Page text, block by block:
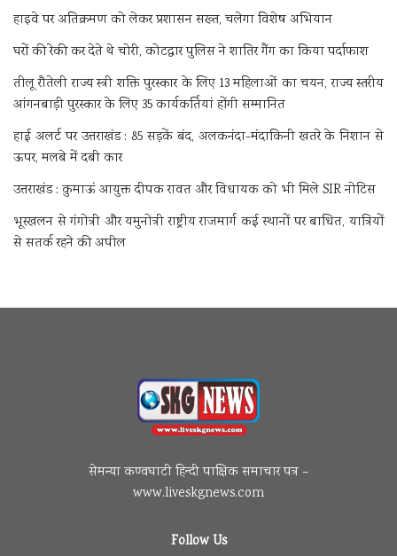
हाइवे पर अतिक्रमण को लेकर प्रशासन सख्त, चलेगा विशेष अभियान
घरों की रेकी कर देते थे चोरी, कोटद्वार पुलिस ने शातिर गैंग का किया पर्दाफाश
तीलू रौतेली राज्य स्त्री शक्ति पुरस्कार के लिए 13 महिलाओं का चयन, राज्य स्तरीय
आंगनबाड़ी पुरस्कार के लिए 35 कार्यकर्तियां होंगी सम्मानित
हाई अलर्ट पर उत्तराखंड : 85 सड़कें बंद, अलकनंदा-मंदाकिनी खतरे के निशान से
ऊपर, मलबे में दबी कार
उत्तराखंड : कुमाऊं आयुक्त दीपक रावत और विधायक को भी मिले SIR नोटिस
भूस्खलन से गंगोत्री और यमुनोत्री राष्ट्रीय राजमार्ग कई स्थानों पर बाधित, यात्रियों
से सतर्क रहने की अपील
सेमन्या कण्वघाटी हिन्दी पाक्षिक समाचार पत्र –
www.liveskgnews.com
Follow Us